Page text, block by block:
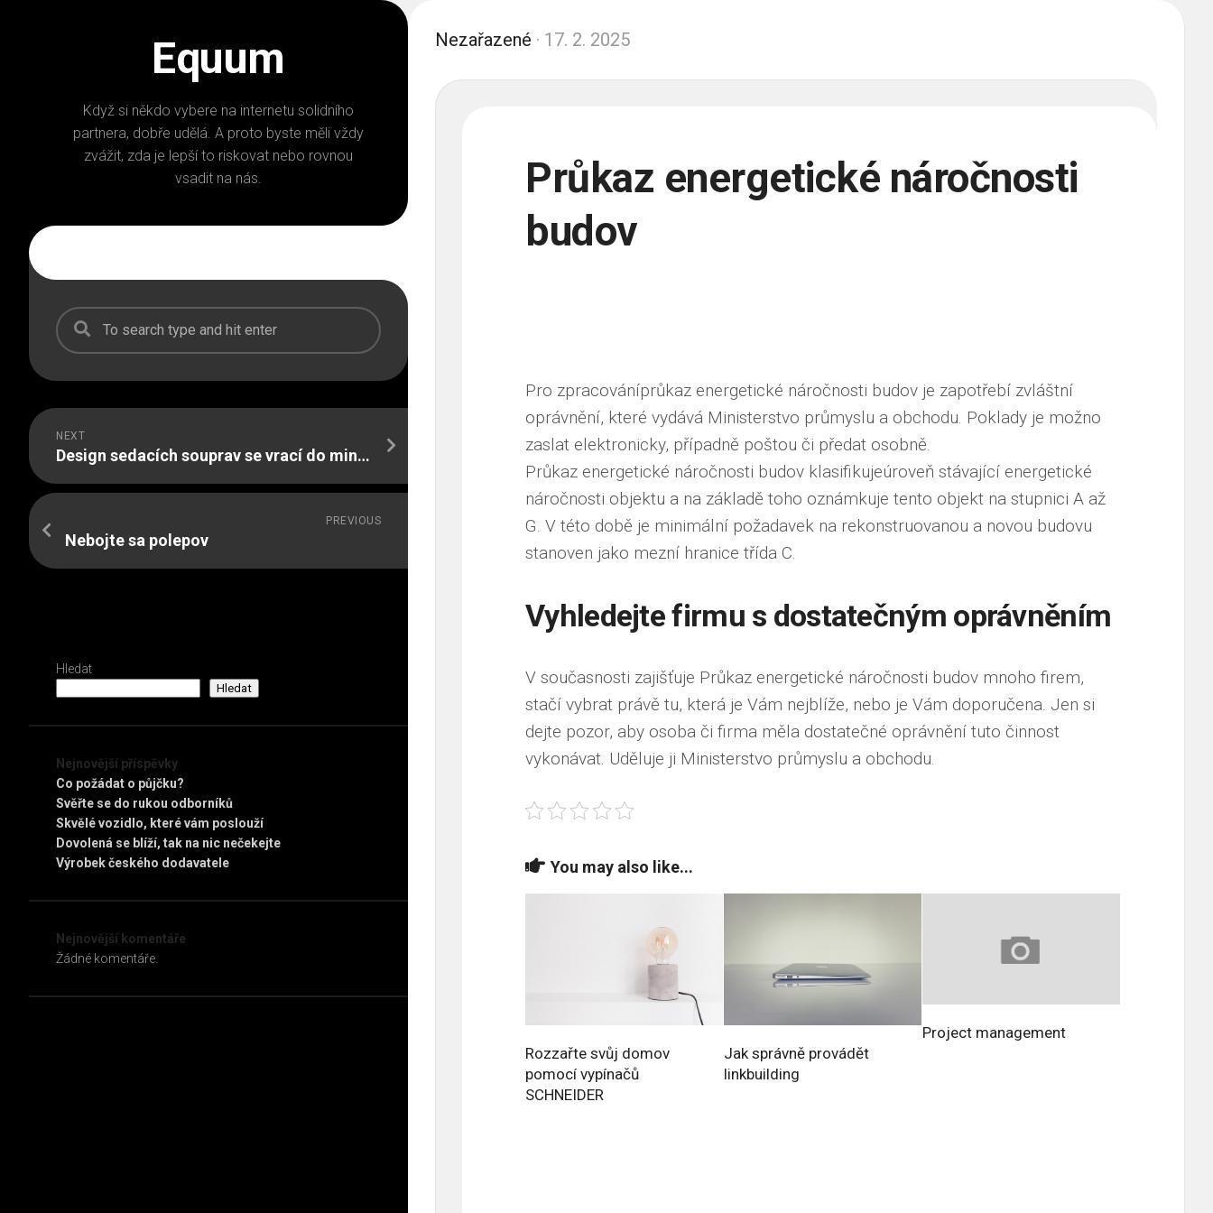
Equum
Když si někdo vybere na internetu solidního
partnera, dobře udělá. A proto byste měli vždy
zvážit, zda je lepší to riskovat nebo rovnou
vsadit na nás.
NEXT
Design sedacích souprav se vrací do minulosti
PREVIOUS
Nebojte sa polepov
Hledat
Hledat
Nejnovější příspěvky
Co požádat o půjčku?
Svěřte se do rukou odborníků
Skvělé vozidlo, které vám poslouží
Dovolená se blíží, tak na nic nečekejte
Výrobek českého dodavatele
Nejnovější komentáře
Žádné komentáře.
Nezařazené · 17. 2. 2025
Průkaz energetické náročnosti
budov
Pro zpracováníprůkaz energetické náročnosti budov je zapotřebí zvláštní
oprávnění, které vydává Ministerstvo průmyslu a obchodu. Poklady je možno
zaslat elektronicky, případně poštou či předat osobně.
Průkaz energetické náročnosti budov klasifikujeúroveň stávající energetické
náročnosti objektu a na základě toho oznámkuje tento objekt na stupnici A až
G. V této době je minimální požadavek na rekonstruovanou a novou budovu
stanoven jako mezní hranice třída C.
Vyhledejte firmu s dostatečným oprávněním
V současnosti zajišťuje Průkaz energetické náročnosti budov mnoho firem,
stačí vybrat právě tu, která je Vám nejblíže, nebo je Vám doporučena. Jen si
dejte pozor, aby osoba či firma měla dostatečné oprávnění tuto činnost
vykonávat. Uděluje ji Ministerstvo průmyslu a obchodu.
You may also like...
Rozzařte svůj domov
pomocí vypínačů
SCHNEIDER
Jak správně provádět
linkbuilding
Project management